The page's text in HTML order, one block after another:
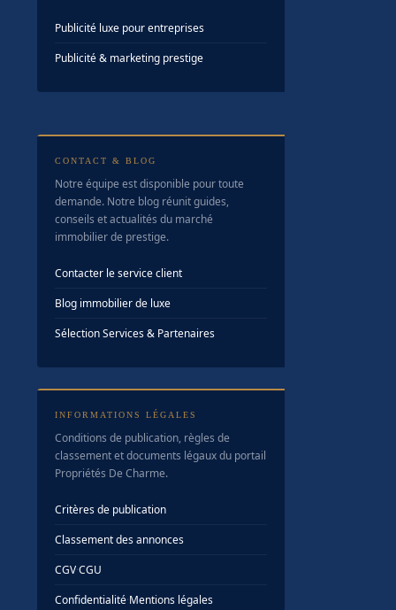
Publicité luxe pour entreprises
Publicité & marketing prestige
CONTACT & BLOG
Notre équipe est disponible pour toute
demande. Notre blog réunit guides,
conseils et actualités du marché
immobilier de prestige.
Contacter le service client
Blog immobilier de luxe
Sélection Services & Partenaires
INFORMATIONS LÉGALES
Conditions de publication, règles de
classement et documents légaux du portail
Propriétés De Charme.
Critères de publication
Classement des annonces
CGV·CGU
Confidentialité·Mentions légales